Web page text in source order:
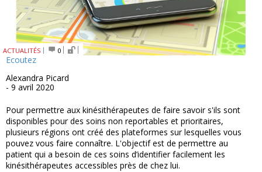
ACTUALITÉS 0
Ecoutez
Alexandra Picard
- 9 avril 2020
Pour permettre aux kinésithérapeutes de faire savoir s'ils sont
disponibles pour des soins non reportables et prioritaires,
plusieurs régions ont créé des plateformes sur lesquelles vous
pouvez vous faire connaître. L'objectif est de permettre au
patient qui a besoin de ces soins d’identifier facilement les
kinésithérapeutes accessibles près de chez lui.